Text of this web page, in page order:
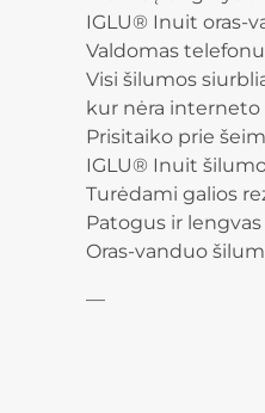
IGLU® Inuit oras-
Valdomas
Visi šilumos
kur nėra interneto
Prisitaiko prie
IGLU® Inuit
Turėdami galios
Patogus ir
Oras-vanduo
—